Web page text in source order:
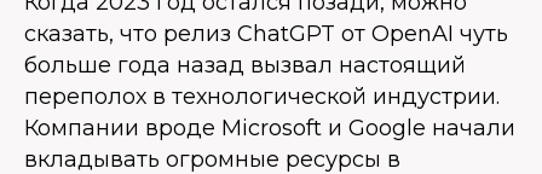
сказать, что релиз ChatGPT от OpenAI чуть
больше года назад вызвал настоящий
переполох в технологической индустрии.
Компании вроде Microsoft и Google начали
вкладывать огромные ресурсы в